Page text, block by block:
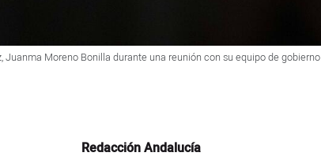
Juanma Moreno Bonilla durante una reunión con su equipo de gobierno
Redacción Andalucía